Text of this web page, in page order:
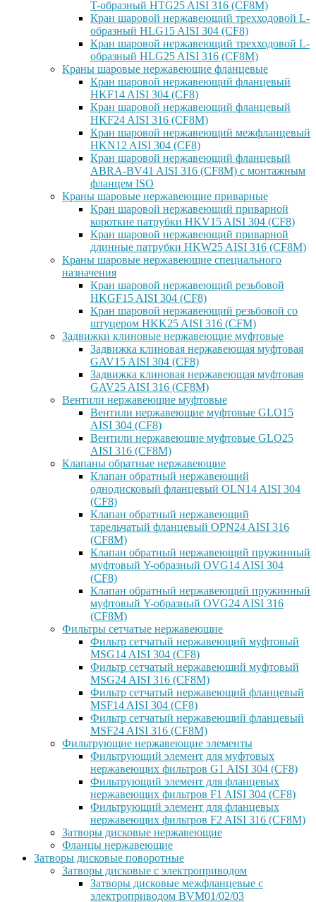
T-образный HTG25 AISI 316 (CF8M)
Кран шаровой нержавеющий трехходовой L-
образный HLG15 AISI 304 (CF8)
Кран шаровой нержавеющий трехходовой L-
образный HLG25 AISI 316 (CF8M)
Краны шаровые нержавеющие фланцевые
Кран шаровой нержавеющий фланцевый
HKF14 AISI 304 (CF8)
Кран шаровой нержавеющий фланцевый
HKF24 AISI 316 (CF8M)
Кран шаровой нержавеющий межфланцевый
HKN12 AISI 304 (CF8)
Кран шаровой нержавеющий фланцевый
ABRA-BV41 AISI 316 (CF8M) с монтажным
фланцем ISO
Краны шаровые нержавеющие приварные
Кран шаровой нержавеющий приварной
короткие патрубки HKV15 AISI 304 (CF8)
Кран шаровой нержавеющий приварной
длинные патрубки HKW25 AISI 316 (CF8M)
Краны шаровые нержавеющие специального
назначения
Кран шаровой нержавеющий резьбовой
HKGF15 AISI 304 (CF8)
Кран шаровой нержавеющий резьбовой со
штуцером HKK25 AISI 316 (CFM)
Задвижки клиновые нержавеющие муфтовые
Задвижка клиновая нержавеющая муфтовая
GAV15 AISI 304 (CF8)
Задвижка клиновая нержавеющая муфтовая
GAV25 AISI 316 (CF8M)
Вентили нержавеющие муфтовые
Вентили нержавеющие муфтовые GLO15
AISI 304 (CF8)
Вентили нержавеющие муфтовые GLO25
AISI 316 (CF8M)
Клапаны обратные нержавеющие
Клапан обратный нержавеющий
однодисковый фланцевый OLN14 AISI 304
(CF8)
Клапан обратный нержавеющий
тарельчатый фланцевый OPN24 AISI 316
(CF8M)
Клапан обратный нержавеющий пружинный
муфтовый Y-образный OVG14 AISI 304
(CF8)
Клапан обратный нержавеющий пружинный
муфтовый Y-образный OVG24 AISI 316
(CF8М)
Фильтры сетчатые нержавеющие
Фильтр сетчатый нержавеющий муфтовый
MSG14 AISI 304 (CF8)
Фильтр сетчатый нержавеющий муфтовый
MSG24 AISI 316 (CF8M)
Фильтр сетчатый нержавеющий фланцевый
MSF14 AISI 304 (CF8)
Фильтр сетчатый нержавеющий фланцевый
MSF24 AISI 316 (CF8M)
Фильтрующие нержавеющие элементы
Фильтрующий элемент для муфтовых
нержавеющих фильтров G1 AISI 304 (CF8)
Фильтрующий элемент для фланцевых
нержавеющих фильтров F1 AISI 304 (CF8)
Фильтрующий элемент для фланцевых
нержавеющих фильтров F2 AISI 316 (CF8M)
Затворы дисковые нержавеющие
Фланцы нержавеющие
Затворы дисковые поворотные
Затворы дисковые с электроприводом
Затворы дисковые межфланцевые с
электроприводом BVM01/02/03